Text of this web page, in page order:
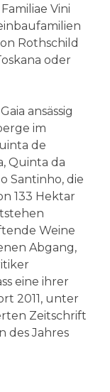
Vini
Rothschild
oder
ansässig
im
de
Quinta da
Santinho, die
133 Hektar
Weine
Abgang,
eine ihrer
2011, unter
Zeitschrift
des Jahres